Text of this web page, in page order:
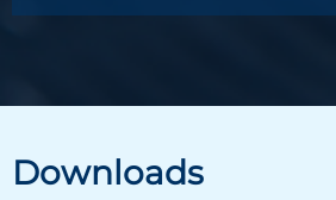
Stück pro KG
Wählen Sie
Artikelnummer
2430-0136-16832
Downloads